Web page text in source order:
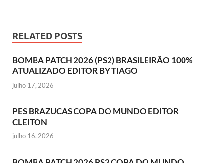
RELATED POSTS
BOMBA PATCH 2026 (PS2) BRASILEIRÃO 100%
ATUALIZADO EDITOR BY TIAGO
julho 17, 2026
PES BRAZUCAS COPA DO MUNDO EDITOR
CLEITON
julho 16, 2026